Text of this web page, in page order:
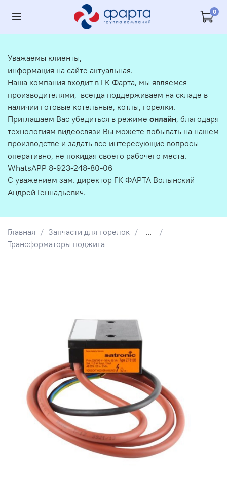
0
Главная Запчасти для горелок
...
Трансформаторы поджига
Уважаемы клиенты,
информация на сайте актуальная.
Наша компания входит в ГК Фарта, мы являемся
производителями, всегда поддерживаем на складе в
наличии готовые котельные, котлы, горелки.
Приглашаем Вас убедиться в режиме онлайн, благодаря
технологиям видеосвязи Вы можете побывать на нашем
производстве и задать все интересующие вопросы
оперативно, не покидая своего рабочего места.
WhatsAPP 8-923-248-80-06
С уважением зам. директор ГК ФАРТА Волынский
Андрей Геннадьевич.